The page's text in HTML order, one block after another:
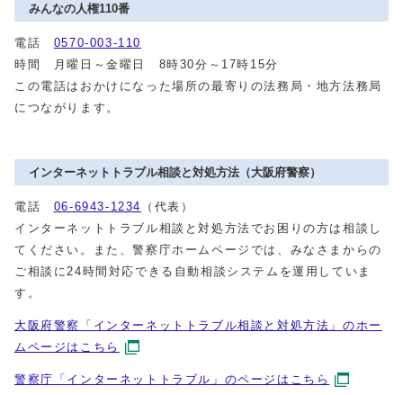
みんなの人権110番
電話 0570-003-110
時間 月曜日～金曜日 8時30分～17時15分
この電話はおかけになった場所の最寄りの法務局・地方法務局
につながります。
インターネットトラブル相談と対処方法（大阪府警察）
電話 06-6943-1234
（代表）
インターネットトラブル相談と対処方法でお困りの方は相談し
てください。また、警察庁ホームページでは、みなさまからの
ご相談に24時間対応できる自動相談システムを運用していま
す。
大阪府警察「インターネットトラブル相談と対処方法」のホー
ムページはこちら
警察庁「インターネットトラブル」のページはこちら